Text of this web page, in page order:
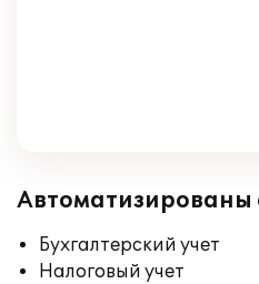
Бухгалтерский учет
Налоговый учет